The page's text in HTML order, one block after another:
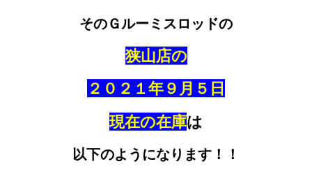
そのＧルーミスロッドの
狭山店の
２０２１年９月５日
現在の在庫は
以下のようになります！！